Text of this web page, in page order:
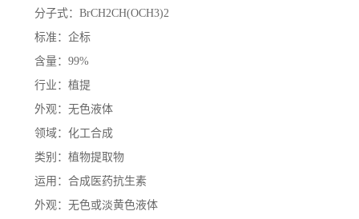
分子式：BrCH2CH(OCH3)2
标准：企标
含量：99%
行业：植提
外观：无色液体
领域：化工合成
类别：植物提取物
运用：合成医药抗生素
外观：无色或淡黄色液体